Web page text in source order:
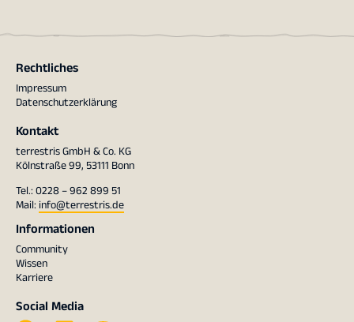
Rechtliches
Impressum
Datenschutzerklärung
Kontakt
terrestris GmbH & Co. KG
Kölnstraße 99, 53111 Bonn
Tel.: 0228 – 962 899 51
Mail: info@terrestris.de
Informationen
Community
Wissen
Karriere
Social Media